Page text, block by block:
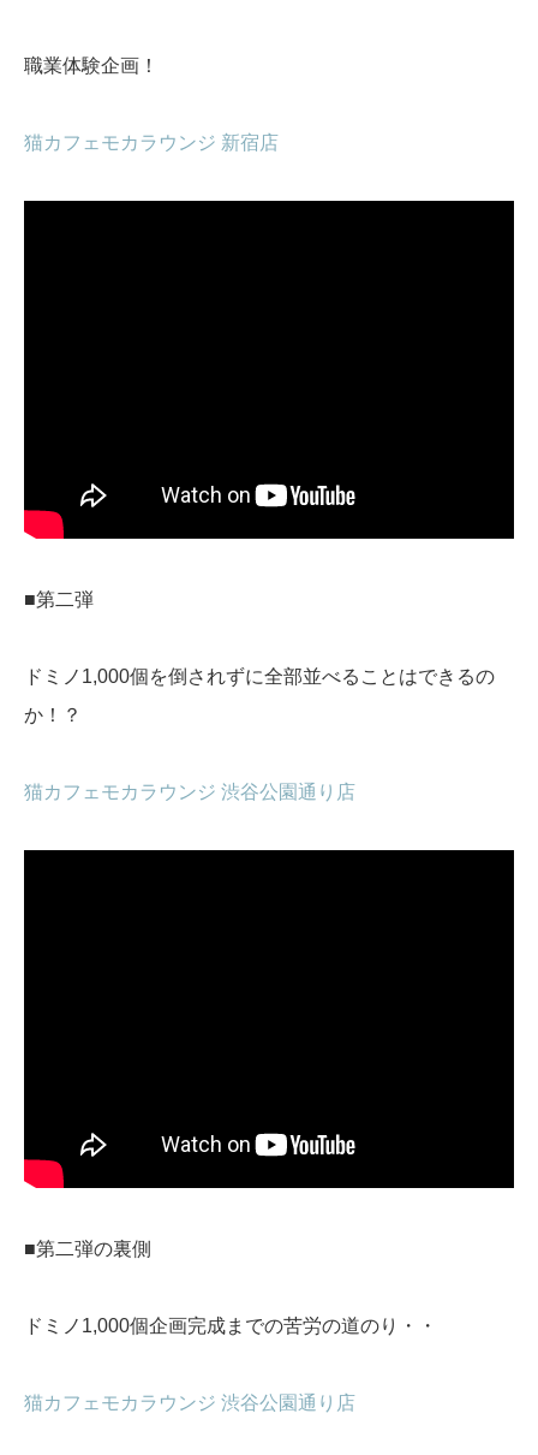
職業体験企画！
猫カフェモカラウンジ 新宿店
■第二弾
ドミノ1,000個を倒されずに全部並べることはできるの
か！？
猫カフェモカラウンジ 渋谷公園通り店
■第二弾の裏側
ドミノ1,000個企画完成までの苦労の道のり・・
猫カフェモカラウンジ 渋谷公園通り店